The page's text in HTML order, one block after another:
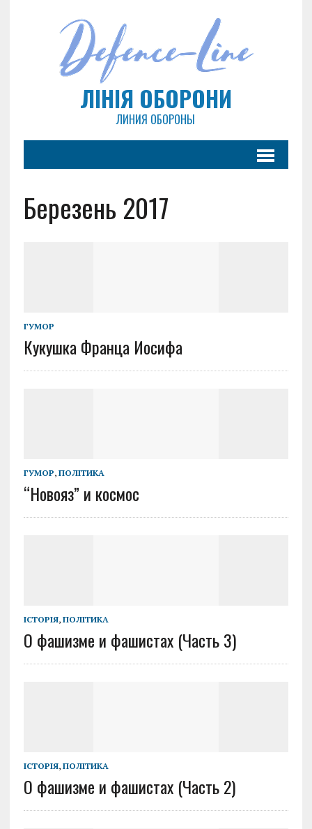
ЛІНІЯ ОБОРОНИ
ЛИНИЯ ОБОРОНЫ
Березень 2017
ГУМОР
Кукушка Франца Иосифа
ГУМОР, ПОЛІТИКА
“Новояз” и космос
ІСТОРІЯ, ПОЛІТИКА
О фашизме и фашистах (Часть 3)
ІСТОРІЯ, ПОЛІТИКА
О фашизме и фашистах (Часть 2)